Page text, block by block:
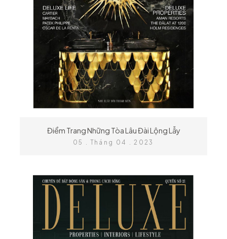
Điểm Trang Những Tòa Lâu Đài Lộng Lẫy
05 . Tháng 04 . 2023